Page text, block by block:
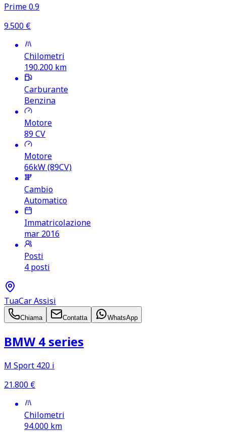
Prime 0.9
9.500 €
Chilometri
190.200 km
Carburante
Benzina
Motore
89CV
Motore
66kW (89CV)
Cambio
Automatico
Immatricolazione
mar 2016
Posti
4 posti
TuaCar Assisi
Chiama Contatta WhatsApp
BMW 4 series
M Sport 420 i
21.800 €
Chilometri
94.000 km